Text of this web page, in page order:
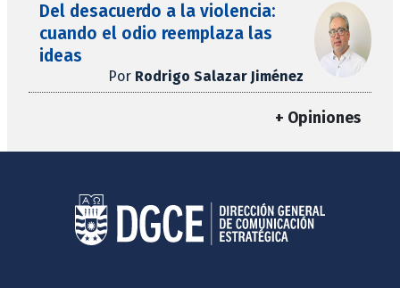
Del desacuerdo a la violencia:
cuando el odio reemplaza las
ideas
Por Rodrigo Salazar Jiménez
+ Opiniones